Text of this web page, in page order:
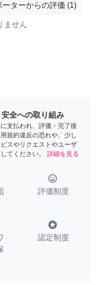
ーターからの評価 (1)
ません
全への取り組み
支払われ、評価・完了後
規約違反の恐れや、少し
スやリクエストやユーザ
てください。
詳細を見る
tag_faces
評価制度
stars
認定制度